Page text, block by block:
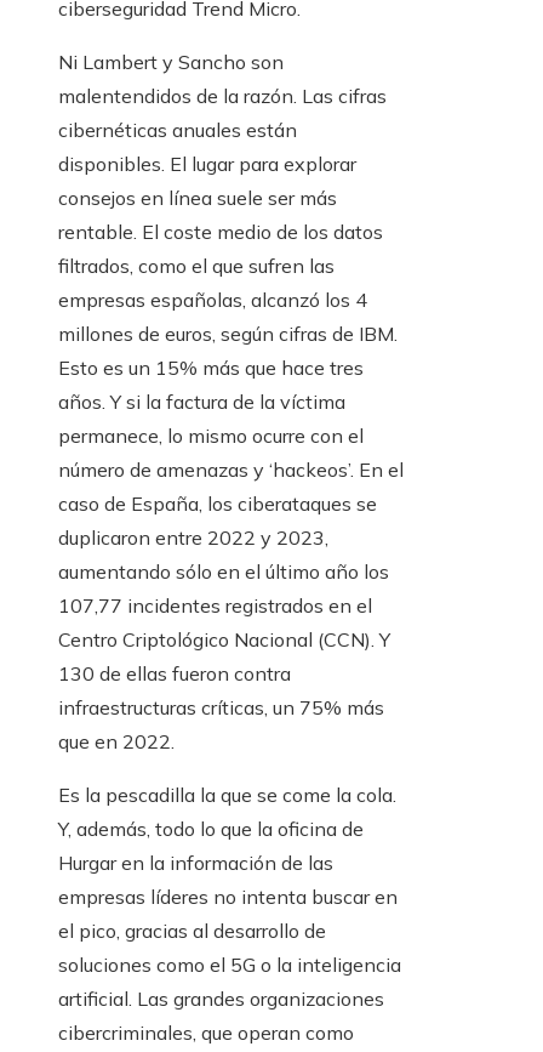
ciberseguridad Trend Micro.
Ni Lambert y Sancho son
malentendidos de la razón. Las cifras
cibernéticas anuales están
disponibles. El lugar para explorar
consejos en línea suele ser más
rentable. El coste medio de los datos
filtrados, como el que sufren las
empresas españolas, alcanzó los 4
millones de euros, según cifras de IBM.
Esto es un 15% más que hace tres
años. Y si la factura de la víctima
permanece, lo mismo ocurre con el
número de amenazas y ‘hackeos’. En el
caso de España, los ciberataques se
duplicaron entre 2022 y 2023,
aumentando sólo en el último año los
107,77 incidentes registrados en el
Centro Criptológico Nacional (CCN). Y
130 de ellas fueron contra
infraestructuras críticas, un 75% más
que en 2022.
Es la pescadilla la que se come la cola.
Y, además, todo lo que la oficina de
Hurgar en la información de las
empresas líderes no intenta buscar en
el pico, gracias al desarrollo de
soluciones como el 5G o la inteligencia
artificial. Las grandes organizaciones
cibercriminales, que operan como